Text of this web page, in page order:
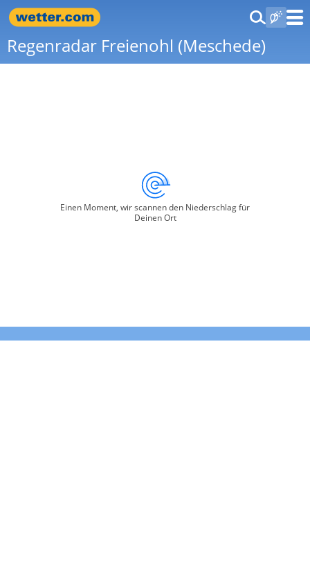
Regenradar Freienohl (Meschede)
Einen Moment, wir scannen den Niederschlag für
Deinen Ort